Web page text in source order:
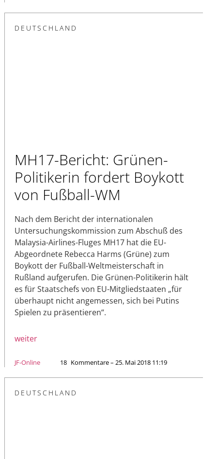
DEUTSCHLAND
MH17-Bericht: Grünen-
Politikerin fordert Boykott
von Fußball-WM
Nach dem Bericht der internationalen
Untersuchungskommission zum Abschuß des
Malaysia-Airlines-Fluges MH17 hat die EU-
Abgeordnete Rebecca Harms (Grüne) zum
Boykott der Fußball-Weltmeisterschaft in
Rußland aufgerufen. Die Grünen-Politikerin hält
es für Staatschefs von EU-Mitgliedstaaten „für
überhaupt nicht angemessen, sich bei Putins
Spielen zu präsentieren“.
weiter
JF-Online 18 Kommentare – 25. Mai 2018 11:19
DEUTSCHLAND